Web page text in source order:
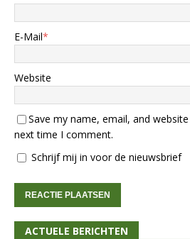
E-Mail*
Website
Save my name, email, and
next time I comment.
Schrijf mij in voor de nieuwsbrief
ACTUELE BERICHTEN